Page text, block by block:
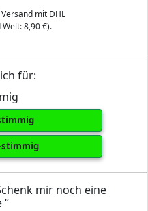
mit DHL
8,90 €).
für:
stimmig
mir noch eine
“